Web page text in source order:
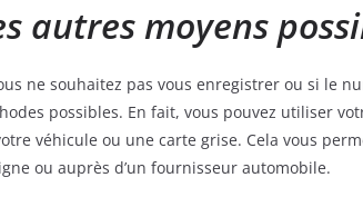
autres moyens
ne souhaitez pas vous enregistrer ou si le
possibles. En fait, vous pouvez utiliser
véhicule ou une carte grise. Cela vous
ou auprès d’un fournisseur automobile.